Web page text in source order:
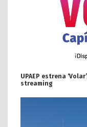
UPAEP estrena
streaming